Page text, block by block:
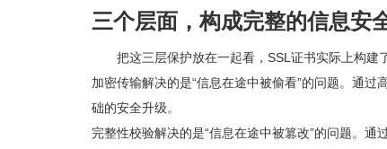
三个层面，构成完整的信息安
把这三层保护放在一起看，SSL证书实际上构建
加密传输解决的是“信息在途中被偷看”的问题。通过
础的安全升级。
完整性校验解决的是“信息在途中被篡改”的问题。